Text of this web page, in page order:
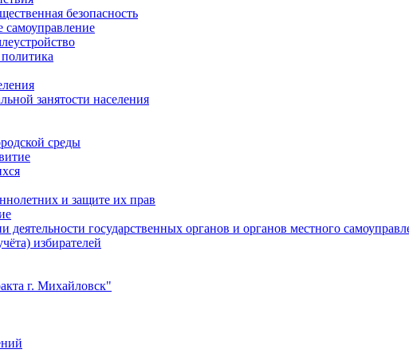
безопасность
самоуправление
занятости населения
среды
и защите их прав
деятельности государственных органов и органов местного
избирателей
г. Михайловск"